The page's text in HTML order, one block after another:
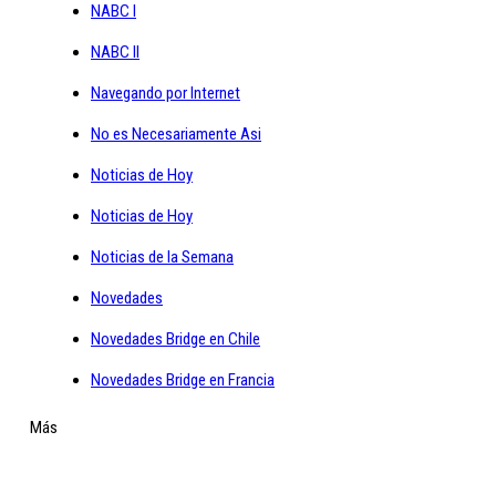
NABC I
NABC II
Navegando por Internet
No es Necesariamente Asi
Noticias de Hoy
Noticias de Hoy
Noticias de la Semana
Novedades
Novedades Bridge en Chile
Novedades Bridge en Francia
Más